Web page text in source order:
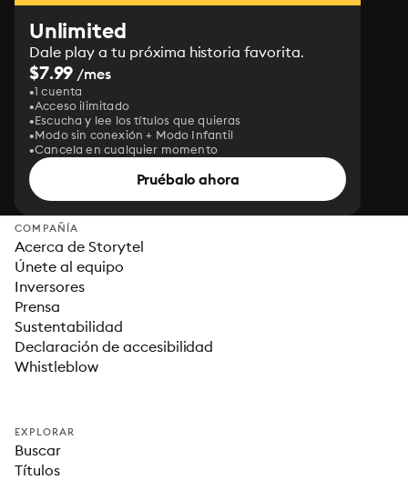
Unlimited
Dale play a tu próxima historia favorita.
$7.99 /mes
1 cuenta
Acceso ilimitado
Escucha y lee los títulos que quieras
Modo sin conexión + Modo Infantil
Cancela en cualquier momento
Pruébalo ahora
COMPAÑÍA
Acerca de Storytel
Únete al equipo
Inversores
Prensa
Sustentabilidad
Declaración de accesibilidad
Whistleblow
EXPLORAR
Buscar
Títulos